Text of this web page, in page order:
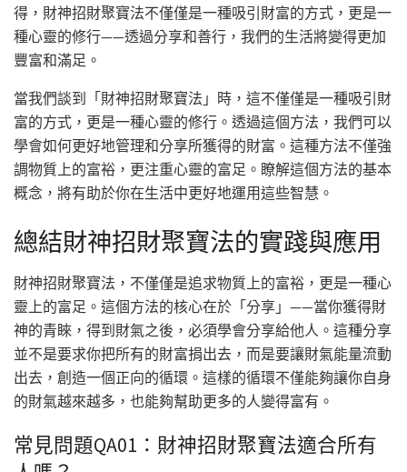
得，財神招財聚寶法不僅僅是一種吸引財富的方式，更是一
種心靈的修行——透過分享和善行，我們的生活將變得更加
豐富和滿足。
當我們談到「財神招財聚寶法」時，這不僅僅是一種吸引財
富的方式，更是一種心靈的修行。透過這個方法，我們可以
學會如何更好地管理和分享所獲得的財富。這種方法不僅強
調物質上的富裕，更注重心靈的富足。瞭解這個方法的基本
概念，將有助於你在生活中更好地運用這些智慧。
總結財神招財聚寶法的實踐與應用
財神招財聚寶法，不僅僅是追求物質上的富裕，更是一種心
靈上的富足。這個方法的核心在於「分享」——當你獲得財
神的青睞，得到財氣之後，必須學會分享給他人。這種分享
並不是要求你把所有的財富捐出去，而是要讓財氣能量流動
出去，創造一個正向的循環。這樣的循環不僅能夠讓你自身
的財氣越來越多，也能夠幫助更多的人變得富有。
常見問題QA01：財神招財聚寶法適合所有